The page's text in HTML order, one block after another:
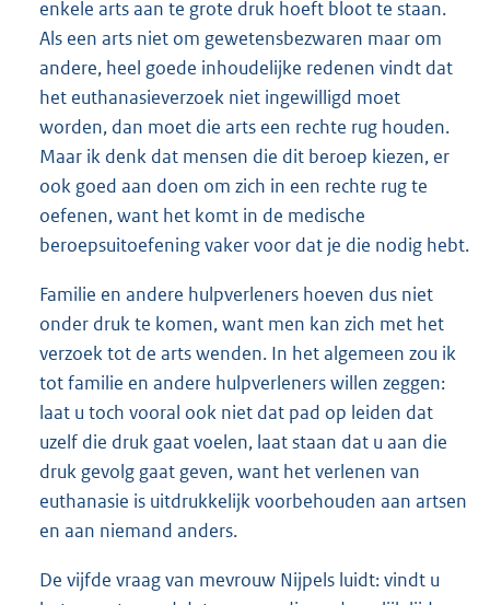
enkele arts aan te grote druk hoeft bloot te staan.
Als een arts niet om gewetensbezwaren maar om
andere, heel goede inhoudelijke redenen vindt dat
het euthanasieverzoek niet ingewilligd moet
worden, dan moet die arts een rechte rug houden.
Maar ik denk dat mensen die dit beroep kiezen, er
ook goed aan doen om zich in een rechte rug te
oefenen, want het komt in de medische
beroepsuitoefening vaker voor dat je die nodig hebt.
Familie en andere hulpverleners hoeven dus niet
onder druk te komen, want men kan zich met het
verzoek tot de arts wenden. In het algemeen zou ik
tot familie en andere hulpverleners willen zeggen:
laat u toch vooral ook niet dat pad op leiden dat
uzelf die druk gaat voelen, laat staan dat u aan die
druk gevolg gaat geven, want het verlenen van
euthanasie is uitdrukkelijk voorbehouden aan artsen
en aan niemand anders.
De vijfde vraag van mevrouw Nijpels luidt: vindt u